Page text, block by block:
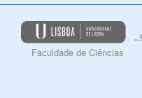
Faculdade de Ciências